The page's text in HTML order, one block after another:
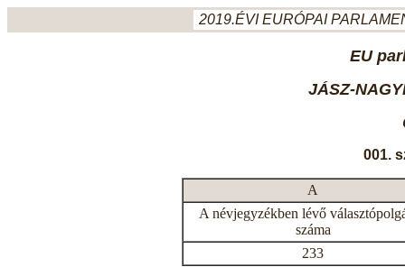
2019.ÉVI EURÓPAI
EU
JÁSZ-
001.
A
A névjegyzékben lévő
száma
233